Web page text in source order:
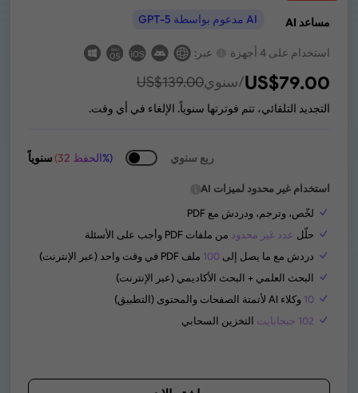
مساعد AI AI مدعوم بواسطة GPT-5
استخدام على 4 أجهزة عبر:
US$79.00 /سنوي US$139.00
التجديد التلقائي، تتم فوترتها سنوياً. الإلغاء في أي وقت.
سنوياً (الحفظ 32%) ربع سنوي
استخدام غير محدود لميزات AI
لخّص، وترجم، ودردش مع PDF
حلّل عدد غير محدود من ملفات PDF وأجب على الأسئلة
دردش مع ما يصل إلى100 ملف PDF في وقت واحد (عبر الإنترنت)
البحث العلمي + البحث الأكاديمي (عبر الإنترنت)
10 وكلاء AI لأتمتة الصفحات والمحتوى (التطبيق)
102 جيجابايت
التخزين السحابي